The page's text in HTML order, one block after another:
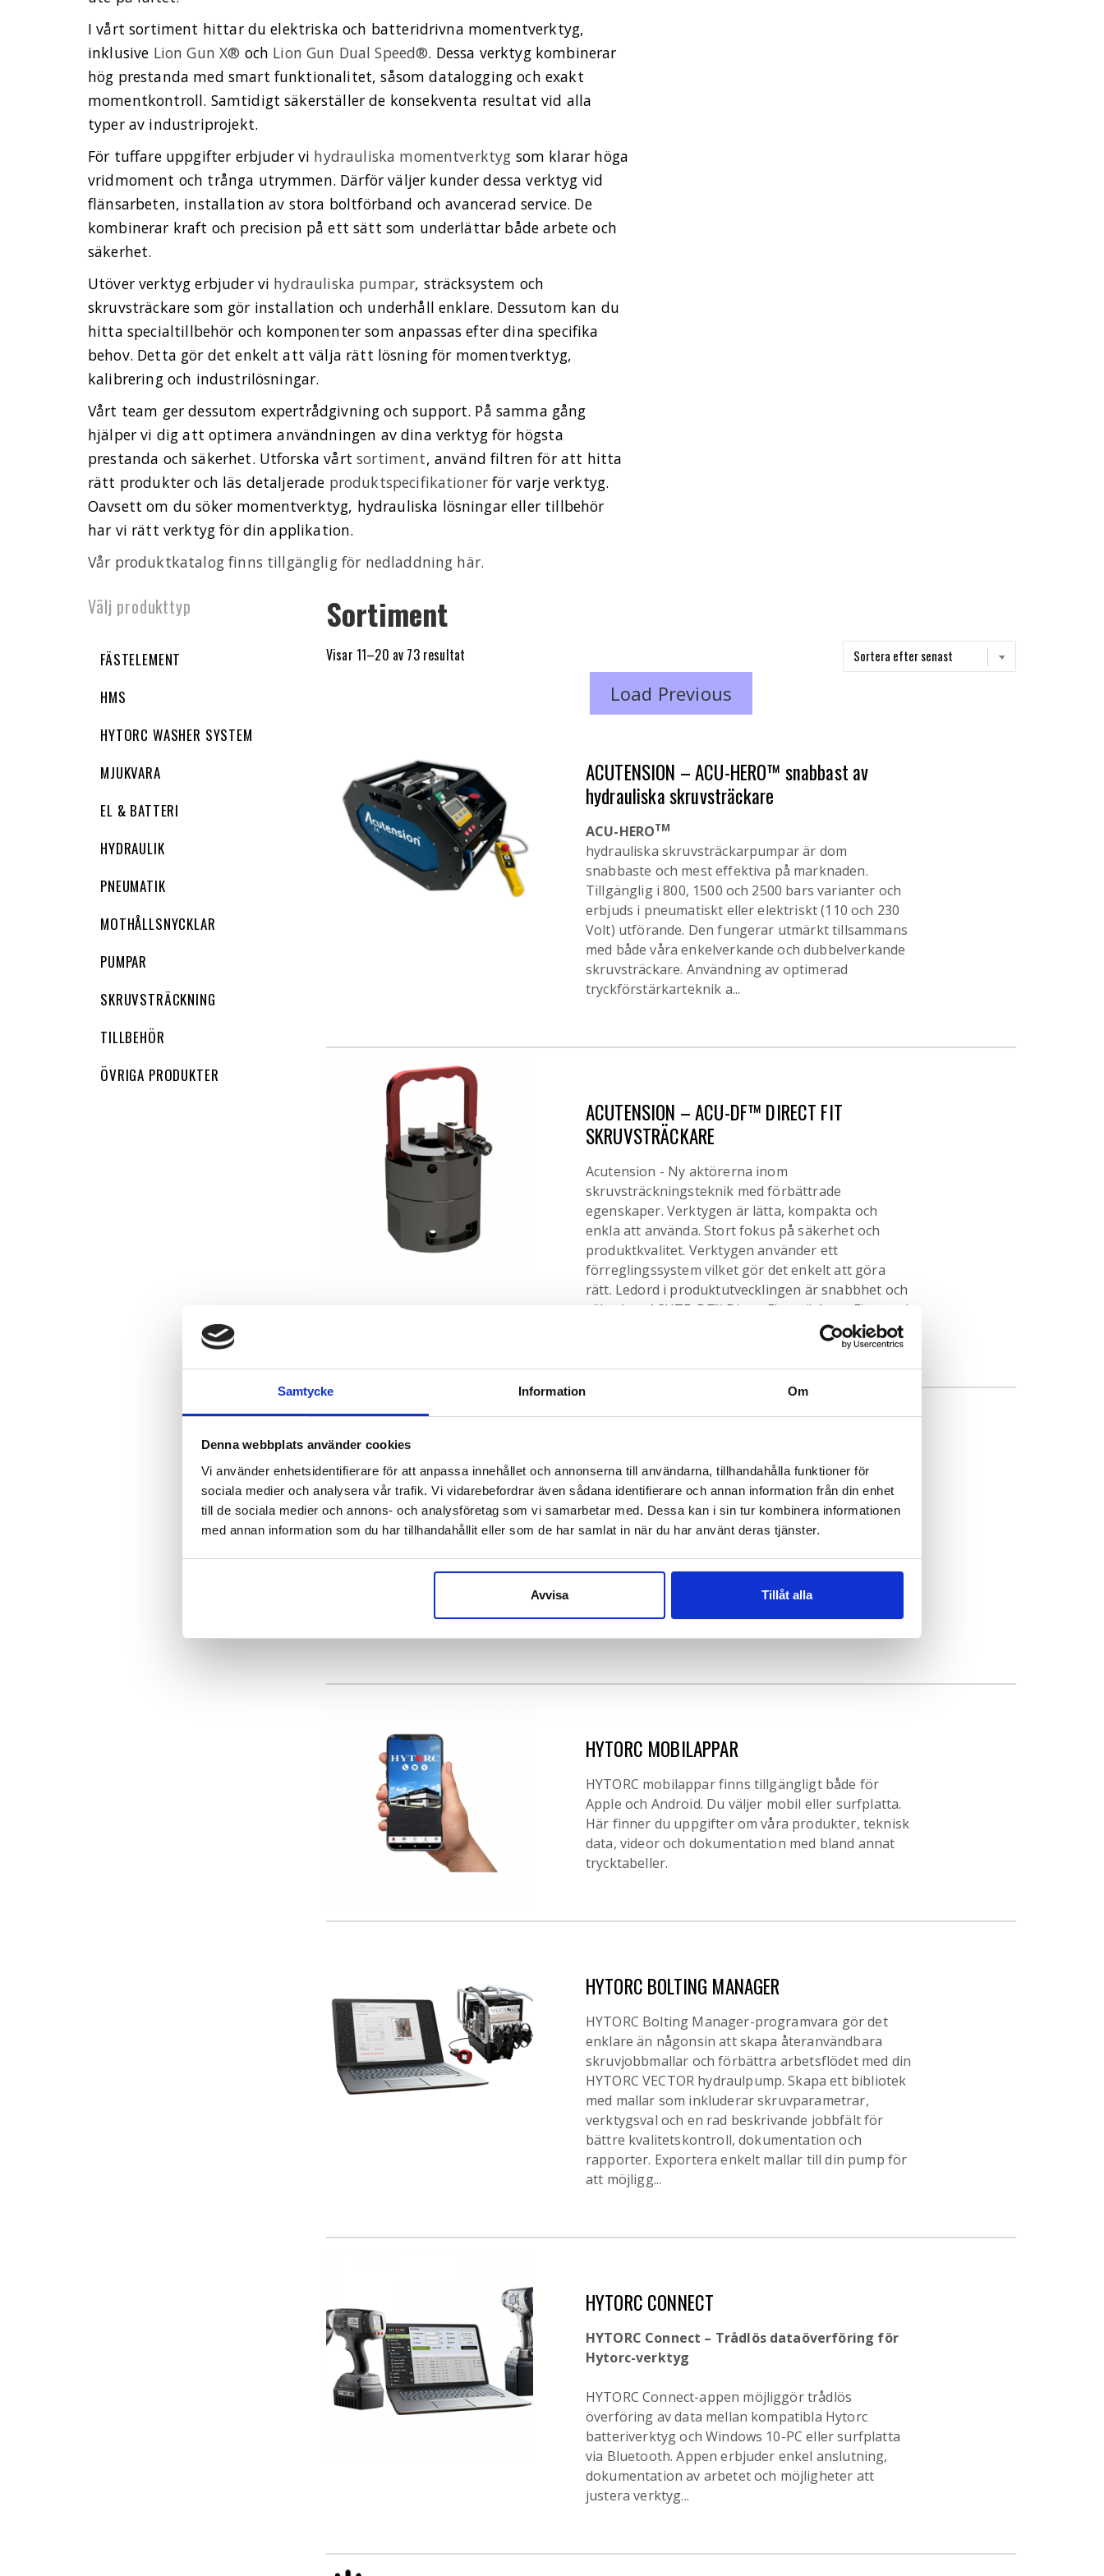
Samtycke Information Om
Denna webbplats använder cookies
Vi använder enhetsidentifierare för att anpassa innehållet och annonserna till användarna, tillhandahålla funktioner för
sociala medier och analysera vår trafik. Vi vidarebefordrar även sådana identifierare och annan information från din enhet
till de sociala medier och annons- och analysföretag som vi samarbetar med. Dessa kan i sin tur kombinera informationen
med annan information som du har tillhandahållit eller som de har samlat in när du har använt deras tjänster.
Avvisa Tillåt alla
I vårt sortiment hittar du elektriska och batteridrivna momentverktyg,
inklusive Lion Gun X® och Lion Gun Dual Speed®. Dessa verktyg kombinerar
hög prestanda med smart funktionalitet, såsom datalogging och exakt
momentkontroll. Samtidigt säkerställer de konsekventa resultat vid alla
typer av industriprojekt.
För tuffare uppgifter erbjuder vi hydrauliska momentverktyg som klarar höga
vridmoment och trånga utrymmen. Därför väljer kunder dessa verktyg vid
flänsarbeten, installation av stora boltförband och avancerad service. De
kombinerar kraft och precision på ett sätt som underlättar både arbete och
säkerhet.
Utöver verktyg erbjuder vi hydrauliska pumpar, sträcksystem och
skruvsträckare som gör installation och underhåll enklare. Dessutom kan du
hitta specialtillbehör och komponenter som anpassas efter dina specifika
behov. Detta gör det enkelt att välja rätt lösning för momentverktyg,
kalibrering och industrilösningar.
Vårt team ger dessutom expertrådgivning och support. På samma gång
hjälper vi dig att optimera användningen av dina verktyg för högsta
prestanda och säkerhet. Utforska vårtsortiment, använd filtren för att hitta
rätt produkter och läs detaljerade produktspecifikationer för varje verktyg.
Oavsett om du söker momentverktyg, hydrauliska lösningar eller tillbehör
har vi rätt verktyg för din applikation.
Vår produktkatalog finns tillgänglig för nedladdning här.
Sortiment
Visar 11–20 av 73 resultat
Load Previous
ACUTENSION – ACU-HERO™ snabbast av
hydrauliska skruvsträckare
ACU-HEROTM
hydrauliska skruvsträckarpumpar är dom
snabbaste och mest effektiva på marknaden.
Tillgänglig i 800, 1500 och 2500 bars varianter och
erbjuds i pneumatiskt eller elektriskt (110 och 230
Volt) utförande. Den fungerar utmärkt tillsammans
med både våra enkelverkande och dubbelverkande
skruvsträckare. Användning av optimerad
tryckförstärkarteknik a...
ACUTENSION – ACU-DF™ DIRECT FIT
SKRUVSTRÄCKARE
Acutension - Ny aktörerna inom
skruvsträckningsteknik med förbättrade
egenskaper. Verktygen är lätta, kompakta och
enkla att använda. Stort fokus på säkerhet och
produktkvalitet. Verktygen använder ett
förreglingssystem vilket gör det enkelt att göra
rätt. Ledord i produktutvecklingen är snabbhet och
säkerhet. ACUTE-DF™ Direct Fit-sträckare. Finner ni
Skydda dig mot hand- och armvibrationer
Hand- och armvibrationer uppstår vid arbete med
Övergående symtom inkluderar domningar och
HYTORC MOBILAPPAR
HYTORC mobilappar finns tillgängligt både för
Apple och Android. Du väljer mobil eller surfplatta.
Här finner du uppgifter om våra produkter, teknisk
data, videor och dokumentation med bland annat
trycktabeller.
HYTORC BOLTING MANAGER
HYTORC Bolting Manager-programvara gör det
enklare än någonsin att skapa återanvändbara
skruvjobbmallar och förbättra arbetsflödet med din
HYTORC VECTOR hydraulpump. Skapa ett bibliotek
med mallar som inkluderar skruvparametrar,
verktygsval och en rad beskrivande jobbfält för
bättre kvalitetskontroll, dokumentation och
rapporter. Exportera enkelt mallar till din pump för
att möjligg...
HYTORC CONNECT
HYTORC Connect – Trådlös dataöverföring för
Hytorc-verktyg
HYTORC Connect-appen möjliggör trådlös
överföring av data mellan kompatibla Hytorc
batteriverktyg och Windows 10-PC eller surfplatta
via Bluetooth. Appen erbjuder enkel anslutning,
dokumentation av arbetet och möjligheter att
justera verktyg...
Välj produkttyp
FÄSTELEMENT
HMS
HYTORC WASHER SYSTEM
MJUKVARA
EL & BATTERI
HYDRAULIK
PNEUMATIK
MOTHÅLLSNYCKLAR
PUMPAR
SKRUVSTRÄCKNING
TILLBEHÖR
ÖVRIGA PRODUKTER